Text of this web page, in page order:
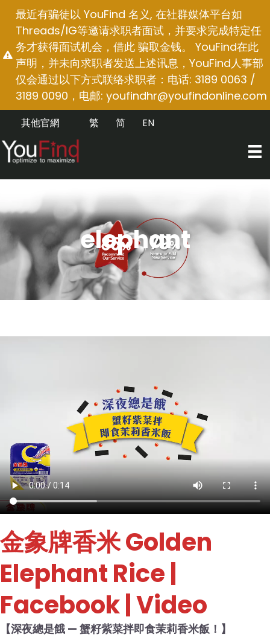
容
最近有骗徒以 YouFind 名义, 在社群媒体平台如
Threads/IG等邀请求职者面试，并要求完成特定任
务才获得面试机会，借此 骗取金钱。 YouFind在此
声明，并未向求职者发送上述讯息，YouFind人事部
仅会通过以下方式联络求职者：电话: 3189 0063 /
3189 0090，电邮: youfindhr@youfindonline.com
其他官網 EN
简
繁
elephant
金象牌香米 Golden
Elephant Rice |
Facebook | Video
【深夜總是餓 — 蟹籽紫菜拌即食茉莉香米飯！】